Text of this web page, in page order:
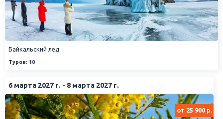
Байкальский лед
Туров: 10
6 марта 2027 г. - 8 марта 2027 г.
от 25 900 р.